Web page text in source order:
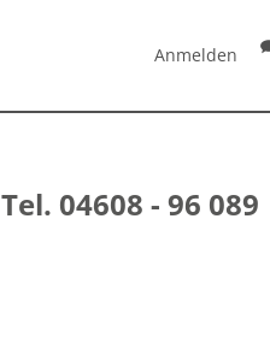
Anmelden
Tel. 04608 - 96 089